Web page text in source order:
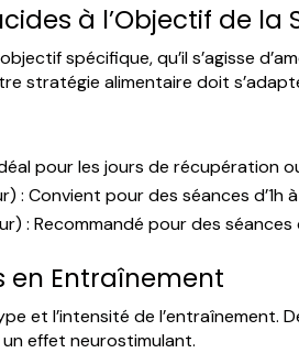
à l’Objectif de la
spécifique, qu’il s’agisse
stratégie alimentaire doit
pour les jours de récupération
Convient pour des séances d’1h à
: Recommandé pour des séances
en Entraînement
et l’intensité de
effet neurostimulant.